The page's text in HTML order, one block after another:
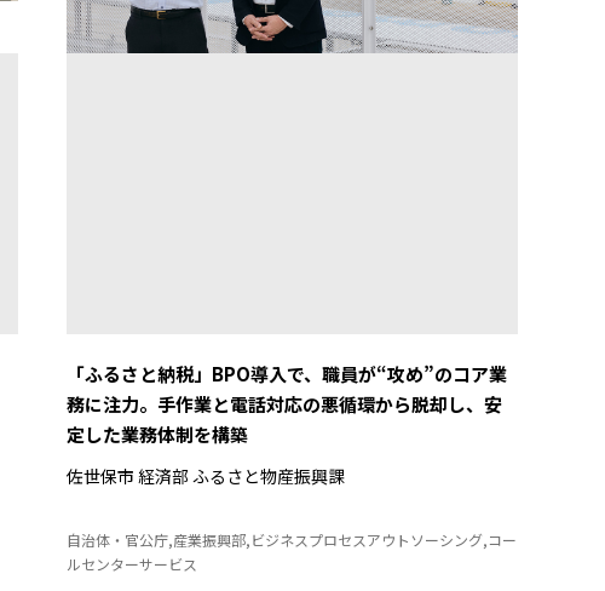
「ふるさと納税」BPO導入で、職員が“攻め”のコア業
務に注力。手作業と電話対応の悪循環から脱却し、安
定した業務体制を構築
佐世保市 経済部 ふるさと物産振興課
自治体・官公庁,産業振興部,ビジネスプロセスアウトソーシング,コー
ルセンターサービス